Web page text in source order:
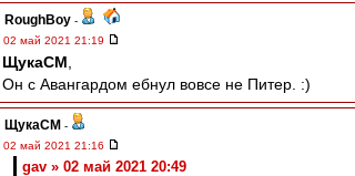
RoughBoy -
02 май 2021 21:19
ЩукаСМ
Он с Авангардом ебнул вовсе не Питер. :)
ЩукаСМ -
02 май 2021 21:16
gav » 02 май 2021 20:49